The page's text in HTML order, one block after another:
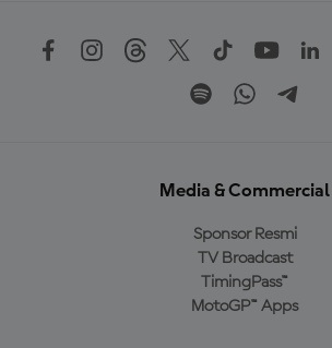
Media & Commercial
Sponsor Resmi
TV Broadcast
TimingPass™
MotoGP™ Apps